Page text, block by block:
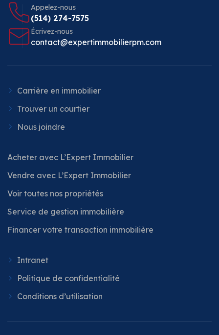
Appelez-nous
(514) 274-7575
Écrivez-nous
contact@expertimmobilierpm.com
Carrière en immobilier
Trouver un courtier
Nous joindre
Acheter avec L’Expert Immobilier
Vendre avec L’Expert Immobilier
Voir toutes nos propriétés
Service de gestion immobilière
Financer votre transaction immobilière
Intranet
Politique de confidentialité
Conditions d’utilisation